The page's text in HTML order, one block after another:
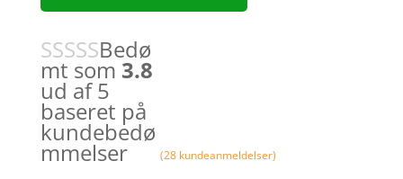
Bedø
mt som 3.8
ud af 5
baseret på
kundebedø
mmelser (28 kundeanmeldelser)